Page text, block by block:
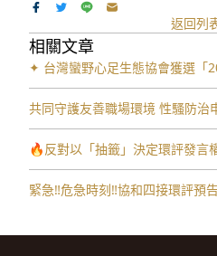
返回列
相關文章
✦ 台灣蠻野心足生態協會獲選「
共同守護友善職場環境 性騷防
🔥反對以「抽籤」決定環評發言
緊急‼️危急時刻‼️協和四接環評預